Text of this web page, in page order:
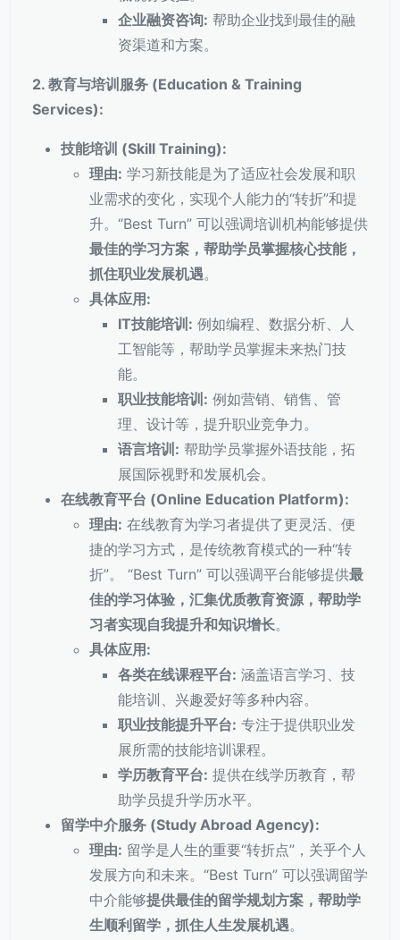
企业融资咨询: 帮助企业找到最佳的融
资渠道和方案。
2. 教育与培训服务 (Education & Training
Services):
技能培训 (Skill Training):
理由: 学习新技能是为了适应社会发展和职
业需求的变化，实现个人能力的“转折”和提
升。“Best Turn” 可以强调培训机构能够提供
最佳的学习方案，帮助学员掌握核心技能，
抓住职业发展机遇。
具体应用:
IT技能培训: 例如编程、数据分析、人
工智能等，帮助学员掌握未来热门技
能。
职业技能培训: 例如营销、销售、管
理、设计等，提升职业竞争力。
语言培训: 帮助学员掌握外语技能，拓
展国际视野和发展机会。
在线教育平台 (Online Education Platform):
理由: 在线教育为学习者提供了更灵活、便
捷的学习方式，是传统教育模式的一种“转
折”。 “Best Turn” 可以强调平台能够提供最
佳的学习体验，汇集优质教育资源，帮助学
习者实现自我提升和知识增长。
具体应用:
各类在线课程平台: 涵盖语言学习、技
能培训、兴趣爱好等多种内容。
职业技能提升平台: 专注于提供职业发
展所需的技能培训课程。
学历教育平台: 提供在线学历教育，帮
助学员提升学历水平。
留学中介服务 (Study Abroad Agency):
理由: 留学是人生的重要“转折点”，关乎个人
发展方向和未来。“Best Turn” 可以强调留学
中介能够提供最佳的留学规划方案，帮助学
生顺利留学，抓住人生发展机遇。